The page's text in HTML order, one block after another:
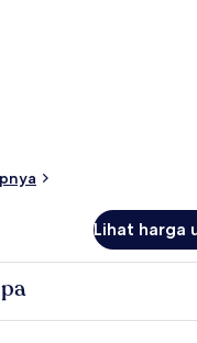
Lihat harga
Adria Boyolali